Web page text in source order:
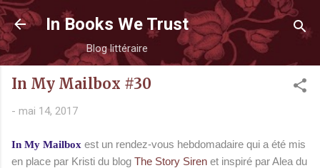
Accéder au contenu principal
In Books We Trust
Blog littéraire
In My Mailbox #30
- mai 14, 2017
In My Mailbox est un rendez-vous hebdomadaire qui a été mis
en place par Kristi du blog The Story Siren et inspiré par Alea du